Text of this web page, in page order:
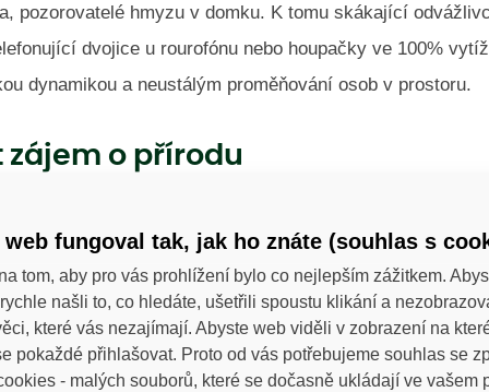
pozorovatelé hmyzu v domku. K tomu skákající
dvojice u rourofónu nebo houpačky ve 100%
dynamikou a neustálým proměňování osob v prostoru.
zájem o přírodu
a poznávají. Být součástí života zahrady je samo
k tomu přidáme oblíbené akce jakými jsou Jarní trh,
hodiny pracovního vyučování nebo dětské
web fungoval tak, jak ho znáte (souhlas s
tom, aby pro vás prohlížení bylo co nejlepším zážitkem.
našli to, co hledáte, ušetřili spoustu klikání a
které vás nezajímají. Abyste web viděli v zobrazení na
pokaždé přihlašovat. Proto od vás potřebujeme souhlas se
- malých souborů, které se dočasně ukládají ve vašem